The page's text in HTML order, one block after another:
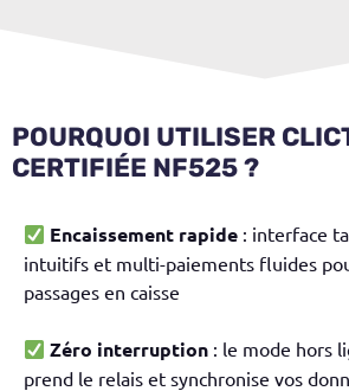
POURQUOI UTILISER
CERTIFIÉE NF525 ?
Encaissement rapide : interface
intuitifs et multi-paiements fluides
passages en caisse
Zéro interruption : le mode hors
prend le relais et synchronise vos